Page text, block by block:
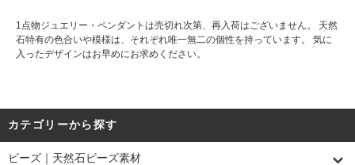
1点物ジュエリー・ペンダントは売切れ次第、再入荷はございません。 天然
石特有の色合いや模様は、それぞれ唯一無二の個性を持っています。 気に
入ったデザインはお早めにお求めください。
カテゴリーから探す
ビーズ｜天然石ビーズ素材